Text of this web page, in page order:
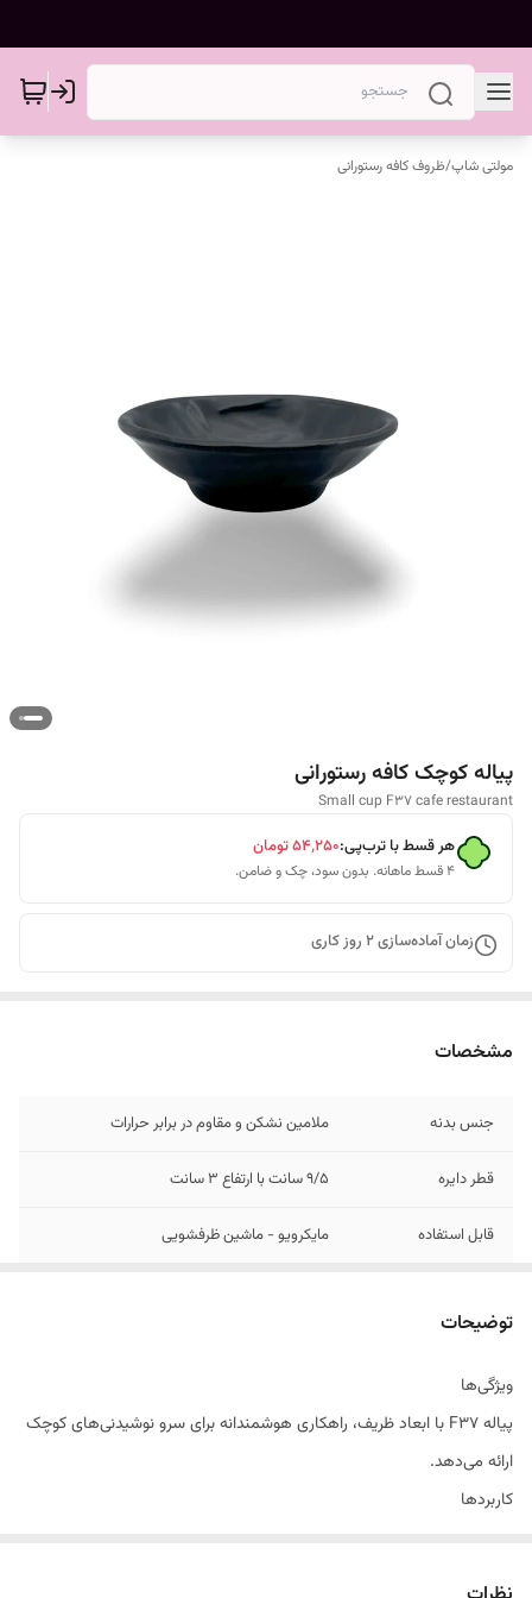
مولتی شاپ/ظروف کافه رستورانی
پیاله کوچک کافه رستورانی
Small cup F37 cafe restaurant
هر قسط با ترب‌پی:۵۴٬۲۵۰تومان
۴ قسط ماهانه. بدون سود، چک و ضامن.
زمان آماده‌سازی2 روز کاری
مشخصات
جنس بدنه ملامین نشکن و مقاوم در برابر حرارات
قطر دایره 9/5 سانت با ارتفاع 3 سانت
قابل استفاده مایکرویو - ماشین ظرفشویی
توضیحات
ویژگی‌ها
پیاله F37 با ابعاد ظریف، راهکاری هوشمندانه برای سرو نوشیدنی‌های کوچک
ارائه می‌دهد.
کاربردها